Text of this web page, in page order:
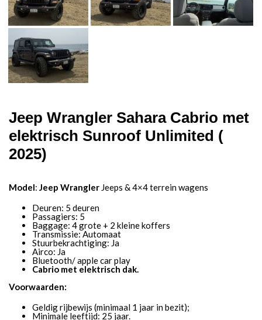
Jeep Wrangler Sahara Cabrio met
elektrisch Sunroof Unlimited (
2025)
Model:Jeep Wrangler Jeeps & 4×4 terrein wagens
Deuren: 5 deuren
Passagiers: 5
Baggage: 4 grote + 2 kleine koffers
Transmissie: Automaat
Stuurbekrachtiging: Ja
Airco: Ja
Bluetooth/ apple car play
Cabrio met elektrisch dak.
Voorwaarden:
Geldig rijbewijs (minimaal 1 jaar in bezit);
Minimale leeftijd: 25 jaar.